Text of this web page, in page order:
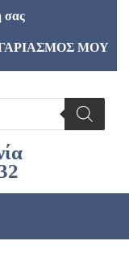
σας
ΜΟΥ